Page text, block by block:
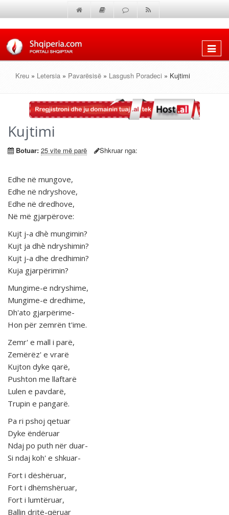
Shfaq
Kreu » Letersia » Pavarësisë » Lasgush Poradeci » Kujtimi
Kujtimi
Botuar: 25 vite më parë Shkruar nga:
Edhe në mungove,
Edhe në ndryshove,
Edhe në dredhove,
Në më gjarpërove:
Kujt j-a dhè mungimin?
Kujt ja dhè ndryshimin?
Kujt j-a dhe dredhimin?
Kuja gjarpërimin?
Mungime-e ndryshime,
Mungime-e dredhime,
Dh'ato gjarpërime-
Hon për zemrën t'ime.
Zemr' e mall i parë,
Zemërëz' e vrarë
Kujton dyke qarë,
Pushton me llaftarë
Lulen e pavdarë,
Trupin e pangarë.
Pa ri pshoj qetuar
Dyke ëndëruar
Ndaj po puth nër duar-
Si ndaj koh' e shkuar-
Fort i dëshëruar,
Fort i dhëmshëruar,
Fort i lumtëruar,
Ballin dritë-qëruar